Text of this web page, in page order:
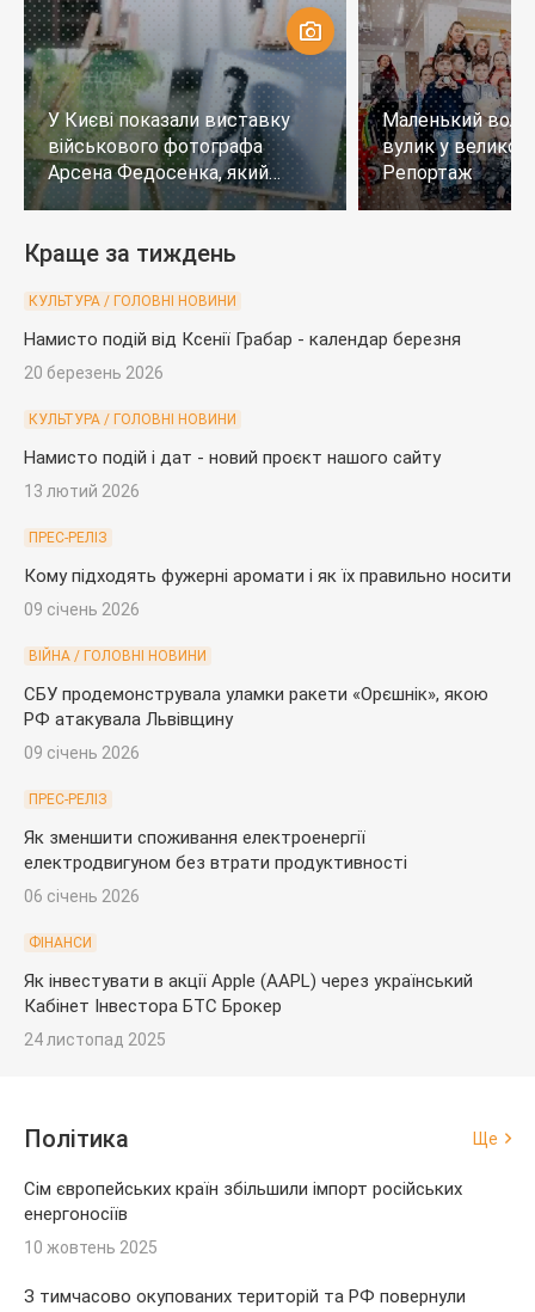
У Києві показали виставку
військового фотографа
Арсена Федосенка, який
загинув на війні
Маленький
вулик у
Репортаж
Краще за тиждень
КУЛЬТУРА / ГОЛОВНІ НОВИНИ
Намисто подій від Ксенії Грабар - календар березня
20 березень 2026
КУЛЬТУРА / ГОЛОВНІ НОВИНИ
Намисто подій і дат - новий проєкт нашого сайту
13 лютий 2026
ПРЕС-РЕЛІЗ
Кому підходять фужерні аромати і як їх правильно носити
09 січень 2026
ВІЙНА / ГОЛОВНІ НОВИНИ
СБУ продемонструвала уламки ракети «Орєшнік», якою
РФ атакувала Львівщину
09 січень 2026
ПРЕС-РЕЛІЗ
Як зменшити споживання електроенергії
електродвигуном без втрати продуктивності
06 січень 2026
ФІНАНСИ
Як інвестувати в акції Apple (AAPL) через український
Кабінет Інвестора БТС Брокер
24 листопад 2025
Політика Ще
Сім європейських країн збільшили імпорт російських
енергоносіїв
10 жовтень 2025
З тимчасово окупованих територій та РФ повернули